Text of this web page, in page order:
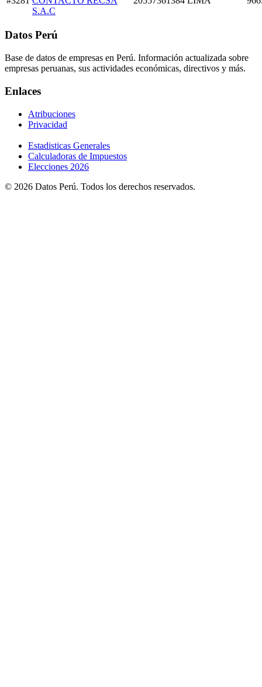
S.A.C
Datos Perú
Base de datos de empresas en Perú. Información actualizada sobre
empresas peruanas, sus actividades económicas, directivos y más.
Enlaces
Atribuciones
Privacidad
Estadisticas Generales
Calculadoras de Impuestos
Elecciones 2026
© 2026 Datos Perú. Todos los derechos reservados.